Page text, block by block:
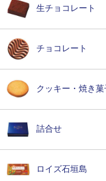
生チョコレート
チョコレート
クッキー・焼き菓
詰合せ
ロイズ石垣島